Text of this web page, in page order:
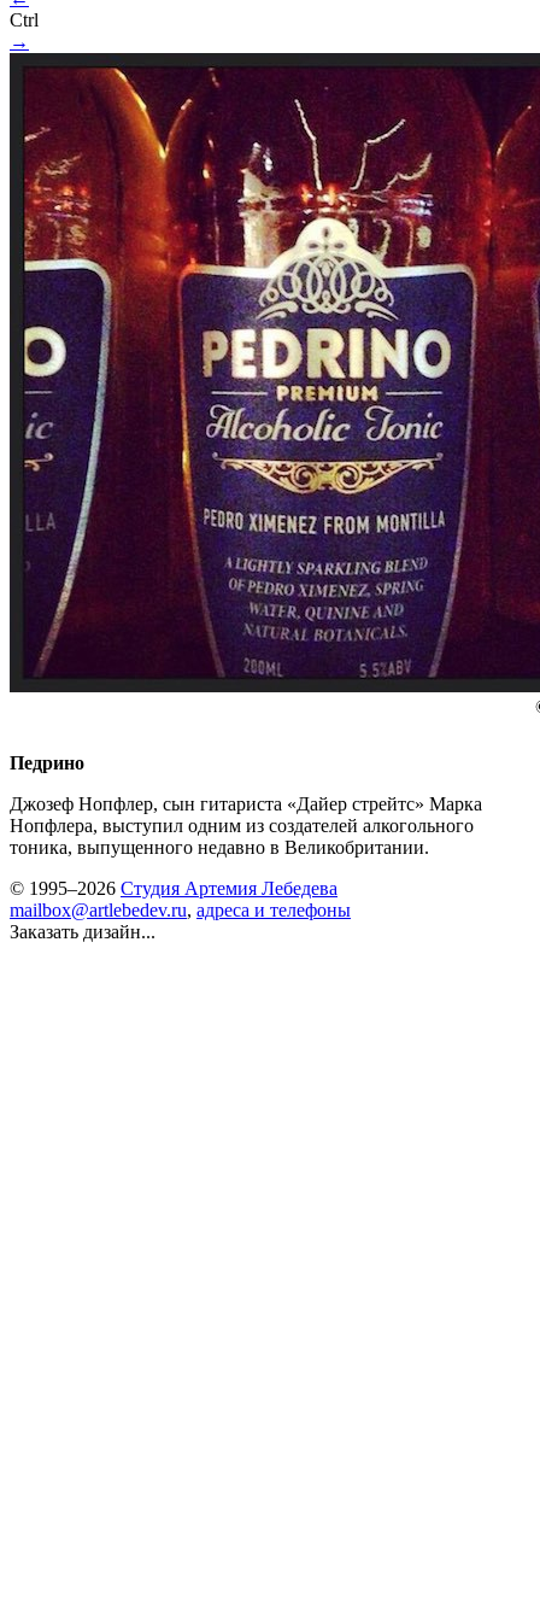
Ctrl
→
Педрино
Джозеф Нопфлер, сын гитариста «Дайер стрейтс» Марка
Нопфлера, выступил одним из создателей алкогольного
тоника, выпущенного недавно в Великобритании.
© 1995–2026 Студия Артемия Лебедева
mailbox@artlebedev.ru, адреса и телефоны
Заказать дизайн...